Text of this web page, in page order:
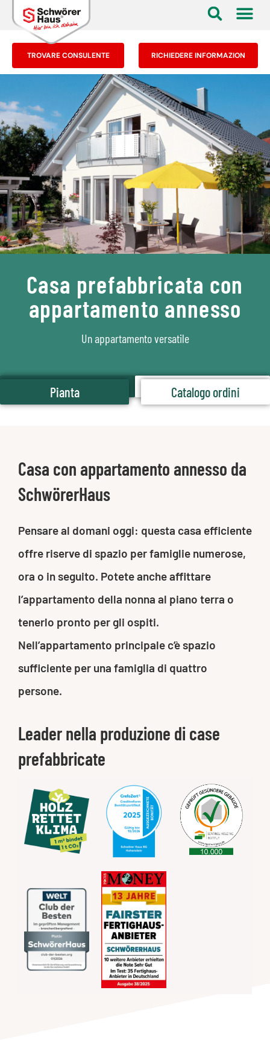
TROVARE CONSULENTE RICHIEDERE INFORMAZION
Casa prefabbricata con
appartamento annesso
Un appartamento versatile
Pianta Catalogo ordini
Pianta Catalogo ordini
Casa con appartamento annesso da
SchwörerHaus
Pensare al domani oggi: questa casa efficiente
offre riserve di spazio per famiglie numerose,
ora o in seguito. Potete anche affittare
l’appartamento della nonna al piano terra o
tenerlo pronto per gli ospiti.
Nell’appartamento principale c’è spazio
sufficiente per una famiglia di quattro
persone.
Leader nella produzione di case
prefabbricate